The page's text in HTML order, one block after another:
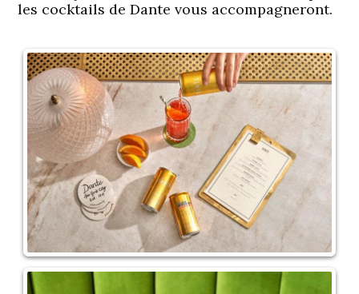
les cocktails de Dante vous accompagneront.